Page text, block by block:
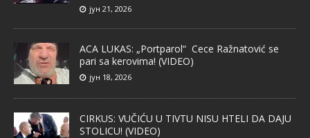
јун 21, 2026
ACA LUKAS: „Portparol“ Cece Ražnatović se
pari sa kerovima! (VIDEO)
јун 18, 2026
CIRKUS: VUČIĆU U TIVTU NISU HTELI DA DAJU
STOLICU! (VIDEO)